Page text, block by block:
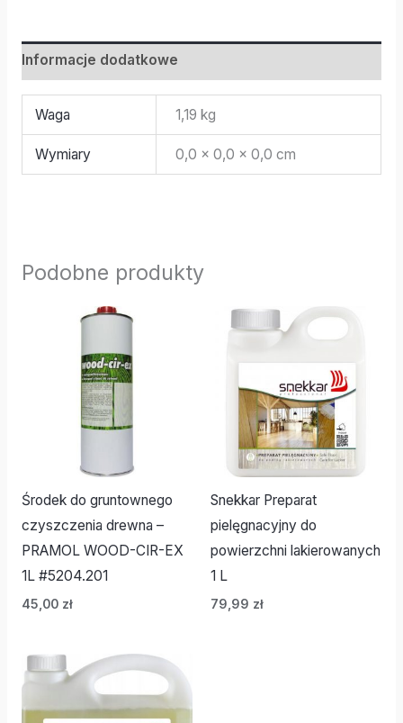
Informacje dodatkowe
Waga 1,19 kg
Wymiary 0,0 × 0,0 × 0,0 cm
Podobne produkty
Środek do gruntownego
czyszczenia drewna –
PRAMOL WOOD-CIR-EX
1L #5204.201
45,00 zł
Snekkar Preparat
pielęgnacyjny do
powierzchni lakierowanych
1 L
79,99 zł